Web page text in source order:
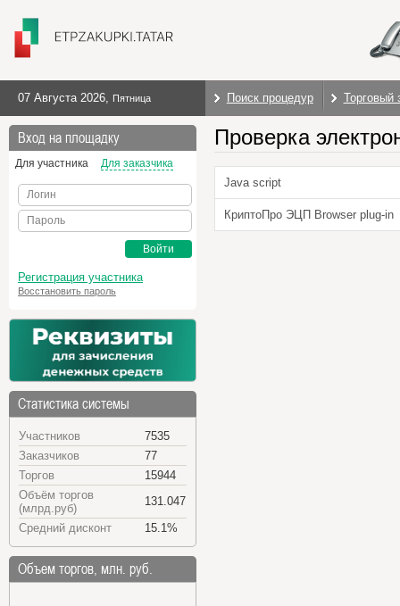
07 Августа 2026, Пятница Поиск процедур Торговый
Вход на площадку
Для участника Для заказчика
Логин
Пароль
Войти
Регистрация участника
Восстановить пароль
Статистика системы
Участников
7535
Заказчиков
77
Торгов
15944
Объём торгов
(млрд.руб)
131.047
Средний дисконт
15.1%
Объем торгов, млн. руб.
Проверка
Java script
КриптоПро ЭЦП Browser plug-in